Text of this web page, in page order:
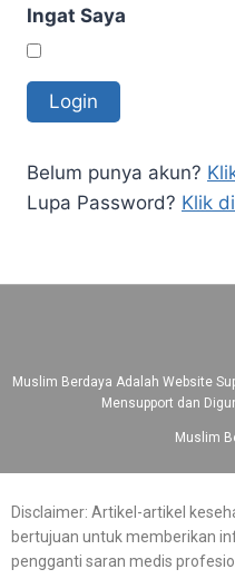
Ingat Saya
Belum punya akun?
Lupa Password? Klik
Muslim Berdaya Adalah Website
Mensupport dan
Muslim
Disclaimer: Artikel-artikel
bertujuan untuk memberikan
pengganti saran medis